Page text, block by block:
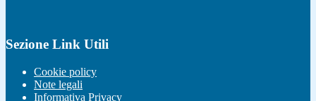
Sezione Link Utili
Cookie policy
Note legali
Informativa Privacy